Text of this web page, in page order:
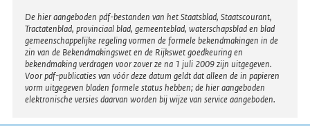
Disclaimer
De hier aangeboden pdf-bestanden van het Staatsblad, Staatscourant,
Tractatenblad, provinciaal blad, gemeenteblad, waterschapsblad en blad
gemeenschappelijke regeling vormen de formele bekendmakingen in de
zin van de Bekendmakingswet en de Rijkswet goedkeuring en
bekendmaking verdragen voor zover ze na 1 juli 2009 zijn uitgegeven.
Voor pdf-publicaties van vóór deze datum geldt dat alleen de in papieren
vorm uitgegeven bladen formele status hebben; de hier aangeboden
elektronische versies daarvan worden bij wijze van service aangeboden.